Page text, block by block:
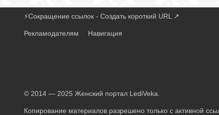
⚡Сокращение ссылок - Создать короткий URL ↗
Рекламодателям Навигация
© 2014 — 2025 Женский портал LediVeka.
Копирование материалов разрешено только с активной